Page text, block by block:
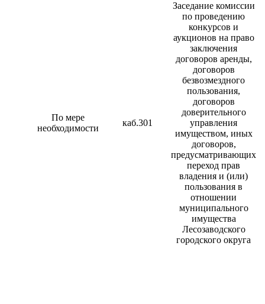
По мере
необходимости
каб.301
Заседание комиссии
по проведению
конкурсов и
аукционов на право
заключения
договоров аренды,
договоров
безвозмездного
пользования,
договоров
доверительного
управления
имуществом, иных
договоров,
предусматривающих
переход прав
владения и (или)
пользования в
отношении
муниципального
имущества
Лесозаводского
городского округа